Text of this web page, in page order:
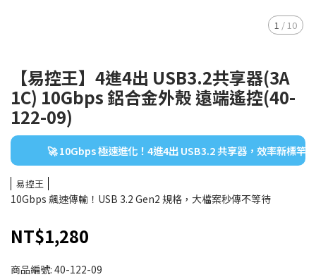
1 / 10
【易控王】4進4出 USB3.2共享器(3A
1C) 10Gbps 鋁合金外殼 遠端遙控(40-
122-09)
🚀 10Gbps 極速進化！4進4出 USB3.2 共享器，效率新標竿
易控王
10Gbps 飆速傳輸！USB 3.2 Gen2 規格，大檔案秒傳不等待
NT$1,280
商品編號: 40-122-09